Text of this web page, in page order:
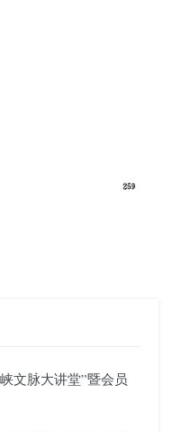
文脉大讲堂”暨会员